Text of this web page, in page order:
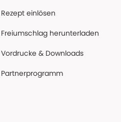
Rezept einlösen
Freiumschlag herunterladen
Vordrucke & Downloads
Partnerprogramm